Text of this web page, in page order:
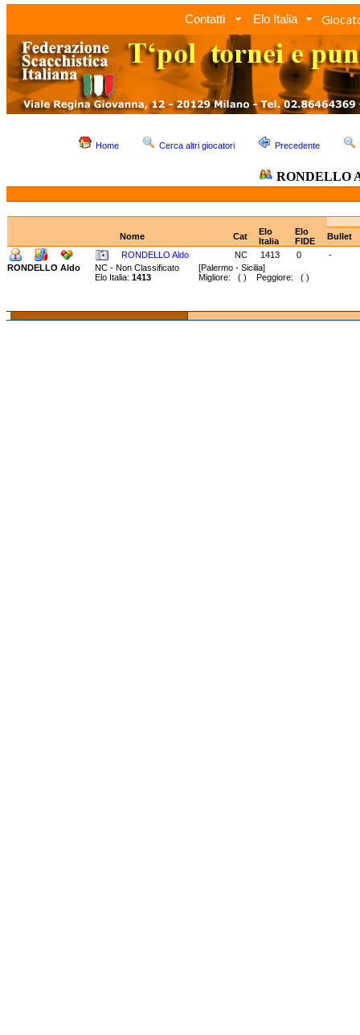
Contatti Elo Italia
Home Cerca altri giocatori Precedente
RONDELLO
Nome Cat
Elo
Italia
Elo
FIDE
Bullet
RONDELLO Aldo
NC 1413 0
-
RONDELLO Aldo
NC - Non Classificato [Palermo - Sicilia]
Elo Italia: 1413 Migliore: ( ) Peggiore: ( )